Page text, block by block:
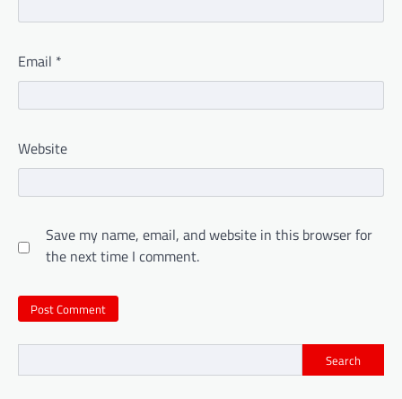
Email *
Website
Save my name, email, and website in this browser for
the next time I comment.
Search